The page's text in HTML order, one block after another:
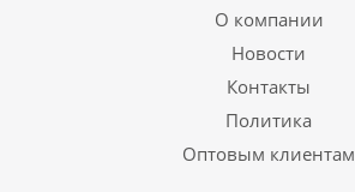
О компании
Новости
Контакты
Политика
Оптовым клиентам